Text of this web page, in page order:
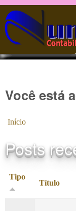
Você está
Início
Posts
Tipo
Título